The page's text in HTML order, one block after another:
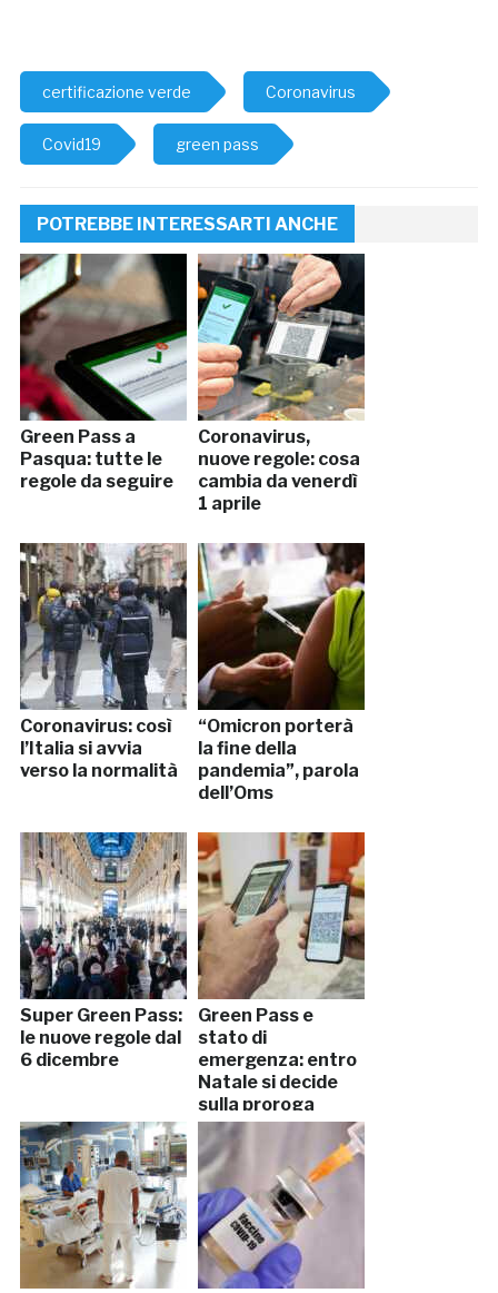
certificazione verde Coronavirus
Covid19 green pass
POTREBBE INTERESSARTI ANCHE
Green Pass a
Pasqua: tutte le
regole da seguire
Coronavirus,
nuove regole: cosa
cambia da venerdì
1 aprile
Coronavirus: così
l’Italia si avvia
verso la normalità
“Omicron porterà
la fine della
pandemia”, parola
dell’Oms
Super Green Pass:
le nuove regole dal
6 dicembre
Green Pass e
stato di
emergenza: entro
Natale si decide
sulla proroga